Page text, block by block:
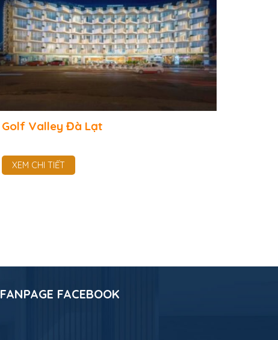
Golf Valley Đà Lạt
XEM CHI TIẾT
FANPAGE FACEBOOK